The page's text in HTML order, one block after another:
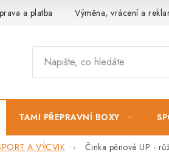
a platba Výměna, vrácení a
TAMI PŘEPRAVNÍ BOXY
A VÝCVIK Činka pěnová UP -